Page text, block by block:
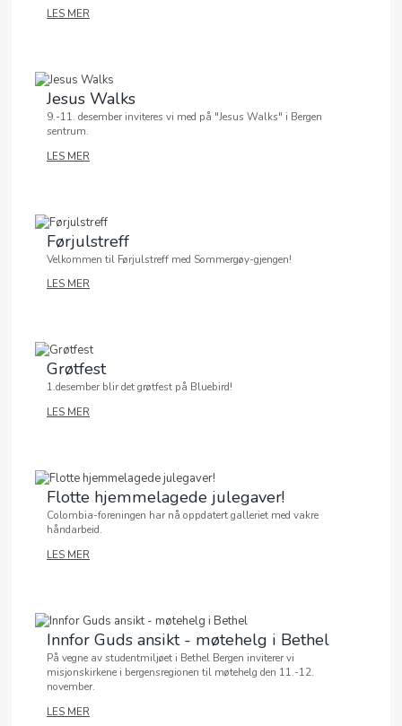
LES MER
Jesus Walks
9.-11. desember inviteres vi med på "Jesus Walks" i Bergen
sentrum.
LES MER
Førjulstreff
Velkommen til Førjulstreff med Sommergøy-gjengen!
LES MER
Grøtfest
1.desember blir det grøtfest på Bluebird!
LES MER
Flotte hjemmelagede julegaver!
Colombia-foreningen har nå oppdatert galleriet med vakre
håndarbeid.
LES MER
Innfor Guds ansikt - møtehelg i Bethel
På vegne av studentmiljøet i Bethel Bergen inviterer vi
misjonskirkene i bergensregionen til møtehelg den 11.-12.
november.
LES MER